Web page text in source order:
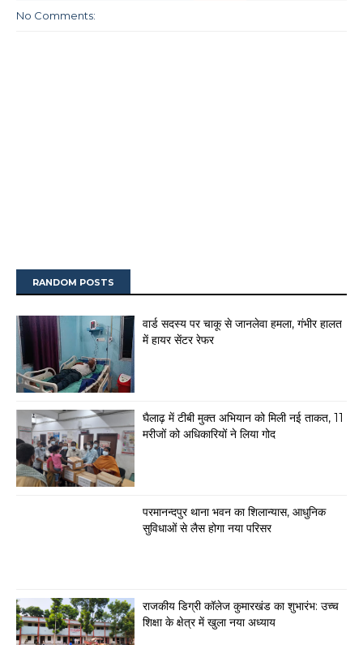
No Comments:
RANDOM POSTS
वार्ड सदस्य पर चाकू से जानलेवा हमला, गंभीर हालत
में हायर सेंटर रेफर
घैलाढ़ में टीबी मुक्त अभियान को मिली नई ताकत, 11
मरीजों को अधिकारियों ने लिया गोद
परमानन्दपुर थाना भवन का शिलान्यास, आधुनिक
सुविधाओं से लैस होगा नया परिसर
राजकीय डिग्री कॉलेज कुमारखंड का शुभारंभ: उच्च
शिक्षा के क्षेत्र में खुला नया अध्याय